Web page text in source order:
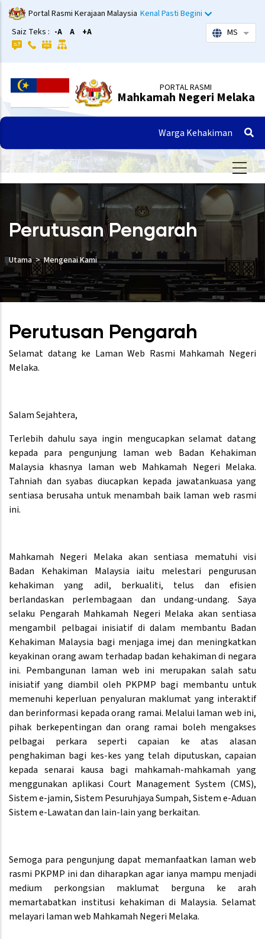
Langkau
ke
kandungan
utama
Portal Rasmi Kerajaan Malaysia Kenal Pasti Begini
Saiz Teks : -A A +A MS
PORTAL RASMI
Mahkamah Negeri Melaka
Warga Kehakiman
Perutusan Pengarah
Utama Mengenai Kami
Perutusan Pengarah
Selamat datang ke Laman Web Rasmi Mahkamah Negeri
Melaka.
Salam Sejahtera,
Terlebih dahulu saya ingin mengucapkan selamat datang
kepada para pengunjung laman web Badan Kehakiman
Malaysia khasnya laman web Mahkamah Negeri Melaka.
Tahniah dan syabas diucapkan kepada jawatankuasa yang
sentiasa berusaha untuk menambah baik laman web rasmi
ini.
Mahkamah Negeri Melaka akan sentiasa mematuhi visi
Badan Kehakiman Malaysia iaitu melestari pengurusan
kehakiman yang adil, berkualiti, telus dan efisien
berlandaskan perlembagaan dan undang-undang. Saya
selaku Pengarah Mahkamah Negeri Melaka akan sentiasa
mengambil pelbagai inisiatif di dalam membantu Badan
Kehakiman Malaysia bagi menjaga imej dan meningkatkan
keyakinan orang awam terhadap badan kehakiman di negara
ini. Pembangunan laman web ini merupakan salah satu
inisiatif yang diambil oleh PKPMP bagi membantu untuk
memenuhi keperluan penyaluran maklumat yang interaktif
dan berinformasi kepada orang ramai. Melalui laman web ini,
pihak berkepentingan dan orang ramai boleh mengakses
pelbagai perkara seperti capaian ke atas alasan
penghakiman bagi kes-kes yang telah diputuskan, capaian
kepada senarai kausa bagi mahkamah-mahkamah yang
menggunakan aplikasi Court Management System (CMS),
Sistem e-jamin, Sistem Pesuruhjaya Sumpah, Sistem e-Aduan
Sistem e-Lawatan dan lain-lain yang berkaitan.
Semoga para pengunjung dapat memanfaatkan laman web
rasmi PKPMP ini dan diharapkan agar ianya mampu menjadi
medium perkongsian maklumat berguna ke arah
memartabatkan institusi kehakiman di Malaysia. Selamat
melayari laman web Mahkamah Negeri Melaka.